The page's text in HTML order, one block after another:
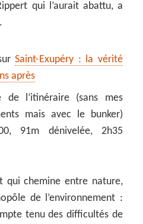
qui l’aurait abattu, a
Saint-Exupéry : la vérité
après
de l’itinéraire (sans mes
mais avec le bunker)
91m dénivelée, 2h35
qui chemine entre nature,
de l’environnement :
tenu des difficultés de